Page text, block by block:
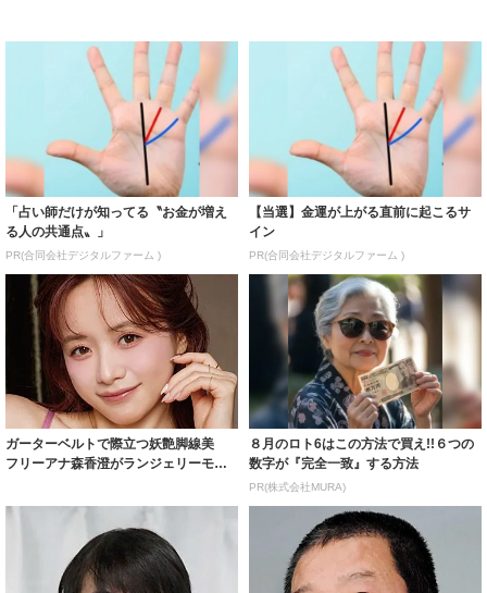
「占い師だけが知ってる〝お金が増え
る人の共通点〟」
PR(合同会社デジタルファーム )
【当選】金運が上がる直前に起こるサ
イン
PR(合同会社デジタルファーム )
ガーターベルトで際立つ妖艶脚線美
フリーアナ森香澄がランジェリーモデ
８月のロト6はこの方法で買え!!６つの
数字が『完全一致』する方法
PR(株式会社MURA)